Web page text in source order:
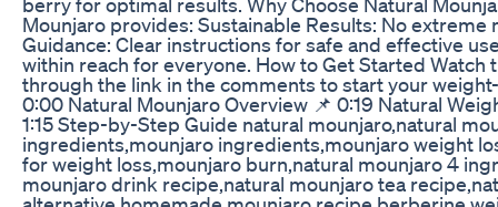
Mounjaro provides: Sustainable Results: No
Guidance: Clear instructions for safe and effective
within reach for everyone. How to Get Started
through the link in the comments to start your
0:00 Natural Mounjaro Overview 📌 0:19 Natural
1:15 Step-by-Step Guide natural mounjaro,natural
ingredients,mounjaro ingredients,mounjaro weight
for weight loss,mounjaro burn,natural mounjaro 4
mounjaro drink recipe,natural mounjaro tea